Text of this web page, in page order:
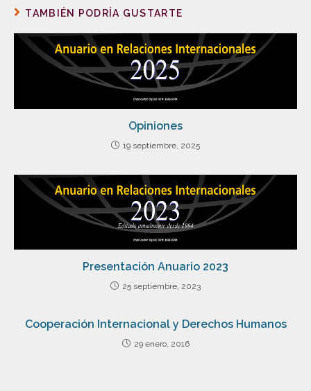
TAMBIÉN PODRÍA GUSTARTE
Opiniones
19 septiembre, 2025
Presentación Anuario 2023
25 septiembre, 2023
Cooperación Internacional y Derechos Humanos
29 enero, 2016